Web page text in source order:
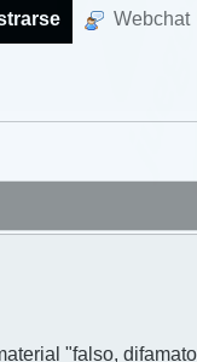
Webchat
"falso,